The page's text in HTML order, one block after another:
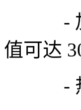
- 加工
值可达
- 热影